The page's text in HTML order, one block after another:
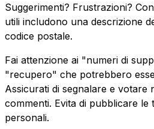
Suggerimenti? Frustrazioni?
utili includono una descrizione
codice postale.
Fai attenzione ai "numeri di
"recupero" che potrebbero
Assicurati di segnalare e votare
commenti. Evita di pubblicare le
personali.